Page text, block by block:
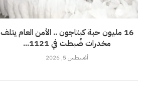
16 مليون حبة كبتاجون .. الأمن العام يتلف
مخدرات ضُبطت في 1121...
أغسطس 5, 2026